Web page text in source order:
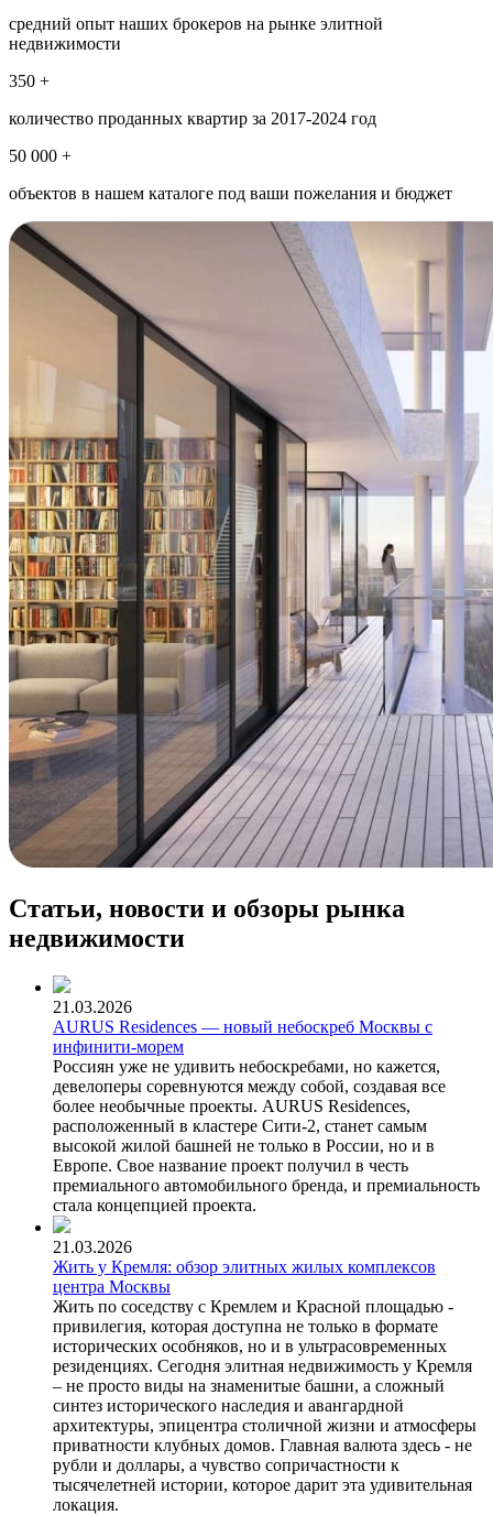
средний опыт наших брокеров на рынке элитной
недвижимости
350 +
количество проданных квартир за 2017-2024 год
50 000 +
объектов в нашем каталоге под ваши пожелания и бюджет
Статьи, новости и обзоры рынка
недвижимости
21.03.2026
AURUS Residences — новый небоскреб Москвы с
инфинити-морем
Россиян уже не удивить небоскребами, но кажется,
девелоперы соревнуются между собой, создавая все
более необычные проекты. AURUS Residences,
расположенный в кластере Сити-2, станет самым
высокой жилой башней не только в России, но и в
Европе. Свое название проект получил в честь
премиального автомобильного бренда, и премиальность
стала концепцией проекта.
21.03.2026
Жить у Кремля: обзор элитных жилых комплексов
центра Москвы
Жить по соседству с Кремлем и Красной площадью -
привилегия, которая доступна не только в формате
исторических особняков, но и в ультрасовременных
резиденциях. Сегодня элитная недвижимость у Кремля
– не просто виды на знаменитые башни, а сложный
синтез исторического наследия и авангардной
архитектуры, эпицентра столичной жизни и атмосферы
приватности клубных домов. Главная валюта здесь - не
рубли и доллары, а чувство сопричастности к
тысячелетней истории, которое дарит эта удивительная
локация.